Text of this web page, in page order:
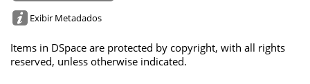
Exibir Metadados
Items in DSpace are protected by copyright, with all rights
reserved, unless otherwise indicated.